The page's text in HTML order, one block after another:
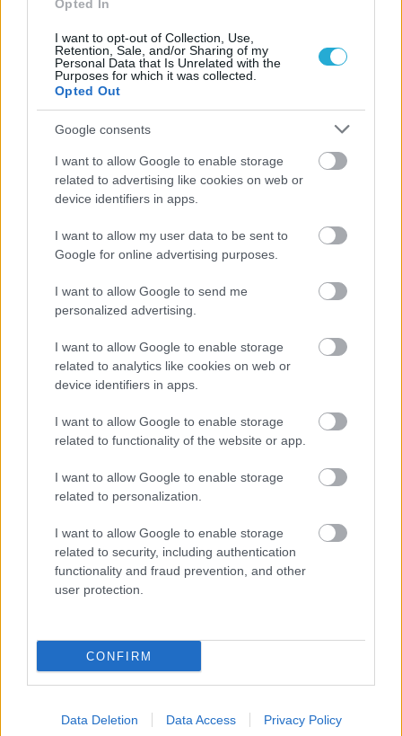
Opted In
I want to opt-out of Collection, Use,
Retention, Sale, and/or Sharing of my
Personal Data that Is Unrelated with the
Purposes for which it was collected.
Opted Out
Google consents
I want to allow Google to enable storage
related to advertising like cookies on web or
device identifiers in apps.
I want to allow my user data to be sent to
Google for online advertising purposes.
I want to allow Google to send me
personalized advertising.
I want to allow Google to enable storage
related to analytics like cookies on web or
device identifiers in apps.
I want to allow Google to enable storage
related to functionality of the website or app.
I want to allow Google to enable storage
related to personalization.
I want to allow Google to enable storage
related to security, including authentication
functionality and fraud prevention, and other
user protection.
CONFIRM
Data Deletion Data Access Privacy Policy
ΡΟΗ ΕΙΔΗΣΕΩΝ
08/08/2026
παρουσία των Εθνικών ομάδων
07/08/2026
«Αντίο» με ήττα για τις διεθνείς μας στο τουρνουά του
06/08/2026
στην Ιταλία Β’
06/08/2026
Η FIVB σχεδιάζει να διοργανώσει το Παγκόσμιο
Πρωτάθλημα τον Δεκέμβριο – Αντιδρούν οι σύλλογοι
06/08/2026
Έτοιμη για… υψηλές πτήσεις η Μπενφίκα του Ψάρρα
με τον «Ιπτάμενο Ολλανδό» Βίλτενμπουργκ
Ισόπαλο το πρωτο φιλικό τεστ της Εθνικής στο
Ουρμπίνο